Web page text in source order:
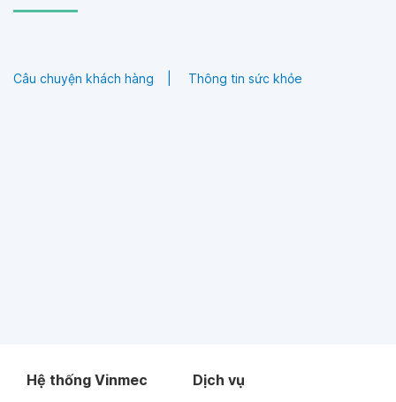
Câu chuyện khách hàng Thông tin sức khỏe
Hệ thống Vinmec Dịch vụ